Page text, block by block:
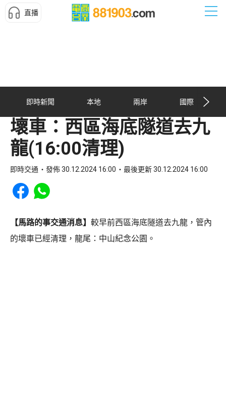
直播
即時新聞 本地 兩岸 國際
壞車：西區海底隧道去九
龍(16:00清理)
即時交通 發佈 30.12.2024 16:00 最後更新 30.12.2024 16:00
Share to Facebook
Share to WhatsApp
【馬路的事交通消息】 較早前西區海底隧道去九龍，管內
的壞車已經清理，龍尾：中山紀念公園。